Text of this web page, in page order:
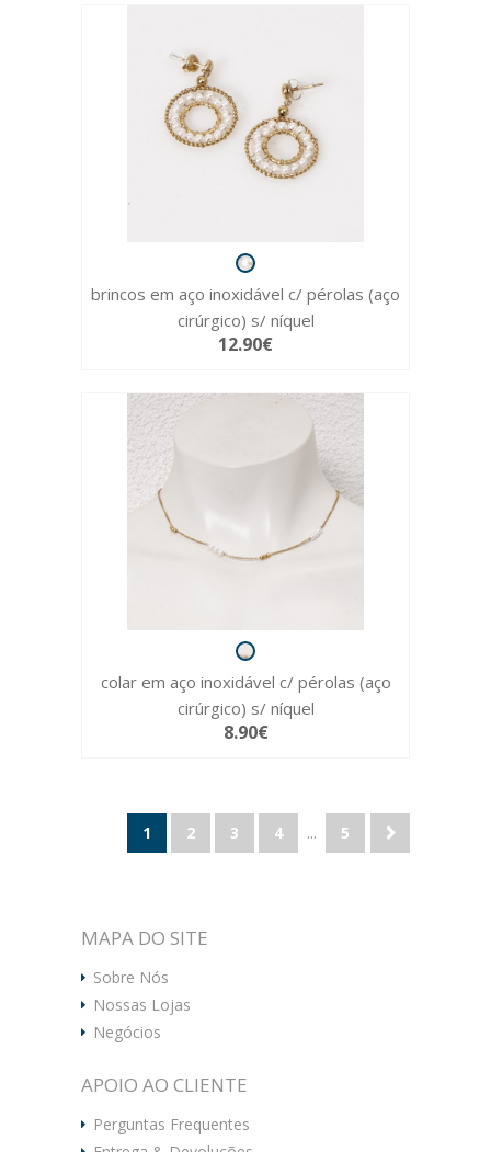
brincos em aço inoxidável c/ pérolas (aço
cirúrgico) s/ níquel
12.90€
colar em aço inoxidável c/ pérolas (aço
cirúrgico) s/ níquel
8.90€
1 2 3 4 ... 5
MAPA DO SITE
Sobre Nós
Nossas Lojas
Negócios
APOIO AO CLIENTE
Perguntas Frequentes